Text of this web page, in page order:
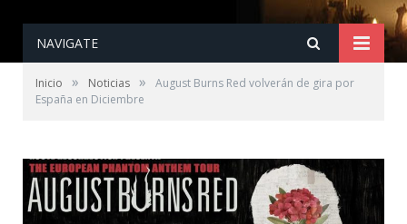
NAVIGATE
Inicio » Noticias »
August Burns Red volverán de gira por
España en Diciembre